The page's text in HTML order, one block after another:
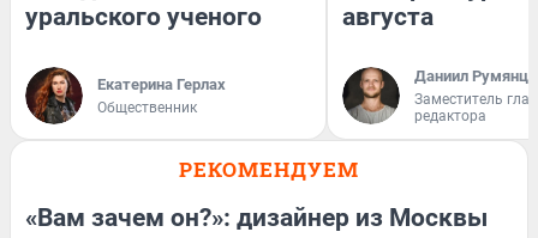
уральского ученого
Екатерина Герлах
Общественник
августа
Даниил
Заместитель
редактора
РЕКОМЕНДУЕМ
«Вам зачем он?»: дизайнер из Москвы